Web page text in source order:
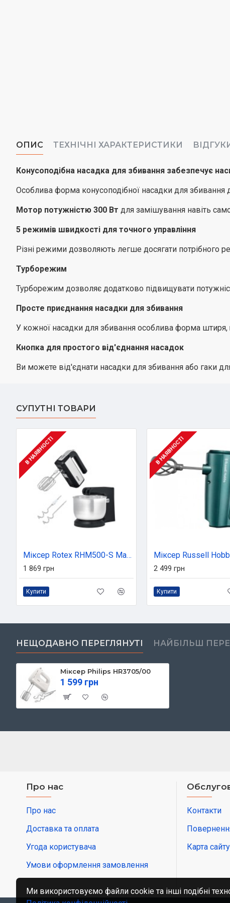
ОПИС ТЕХНІЧНІ ХАРАКТЕРИСТИКИ
Конусоподібна насадка для збивання забезпечує
Особлива форма конусоподібної насадки для збивання
Мотор потужністю 300 Вт для замішування навіть
5 режимів швидкості для точного управління
Різні режими дозволяють легше досягати потрібного
Турборежим
Турборежим дозволяє додатково підвищувати
Просте приєднання насадки для збивання
У кожної насадки для збивання особлива форма штиря,
Кнопка для простого від'єднання насадок
Ви можете від'єднати насадки для збивання або гаки
СУПУТНІ ТОВАРИ
В НАЯВНОСТІ
Міксер Rotex RHM500-S MasterCream
1 869 грн
Купити
В НАЯВНОСТІ
2 499 грн
Купити
НЕЩОДАВНО ПЕРЕГЛЯНУТІ НАЙБІЛЬШ
Міксер Philips HR3705/00
1 599 грн
Про нас
Про нас
Доставка та оплата
Угода користувача
Умови оформлення замовлення
Контакти
Карта сайту
Ми використовуємо файли cookie та інші подібні